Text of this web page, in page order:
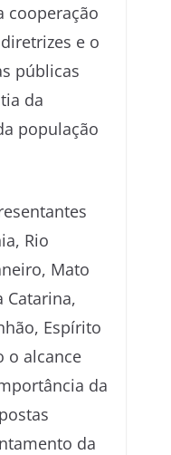
cooperação
e o
públicas
da
população
Rio
Mato
Catarina,
Espírito
o alcance
da
da